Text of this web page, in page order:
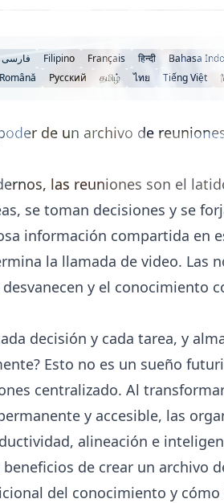
فارسی Filipino Français हिन्दी Bahasa
Română Русский தமிழ் ไทย Tiếng Việt
de un archivo de
las reuniones son el
se toman decisiones y se
información compartida en
la llamada de video. Las
y el conocimiento
decisión y cada tarea, y
Esto no es un sueño
centralizado. Al
y accesible, las
alineación e
de crear un archivo
del conocimiento y